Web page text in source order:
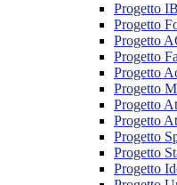
Progetto
Progetto
Progetto
Progetto
Progetto
Progetto
Progetto
Progetto
Progetto
Progetto
Progetto